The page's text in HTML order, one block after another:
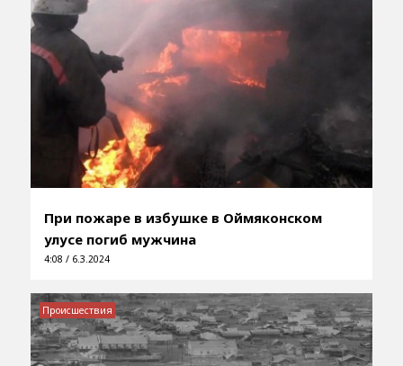
При пожаре в избушке в Оймяконском
улусе погиб мужчина
4:08 / 6.3.2024
Происшествия